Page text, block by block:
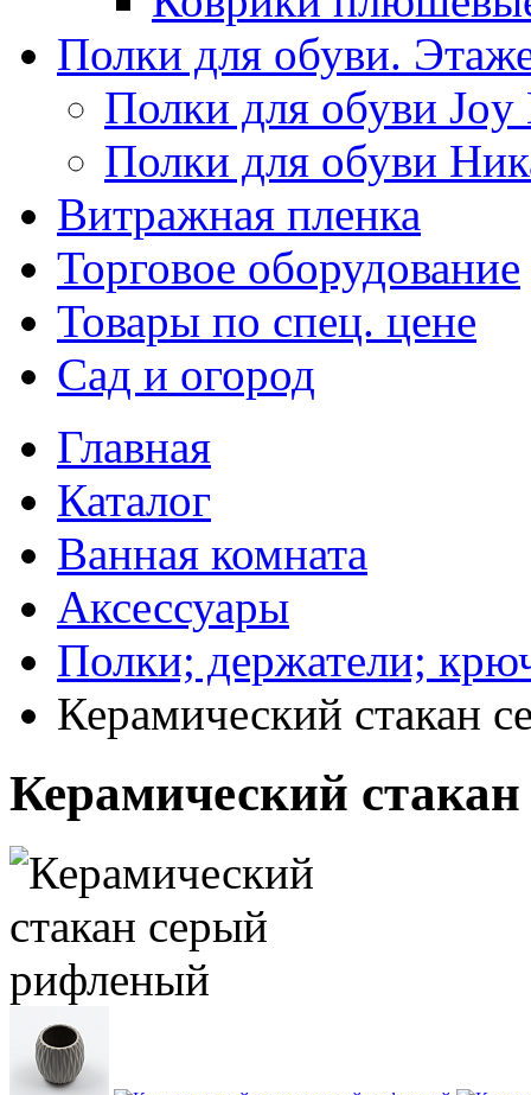
Полки для обуви.
Полки для обуви Joy
Полки для обуви
Витражная пленка
Торговое оборудование
Товары по спец. цене
Сад и огород
Главная
Каталог
Ванная комната
Аксессуары
Полки; держатели;
Керамический стакан
Керамический